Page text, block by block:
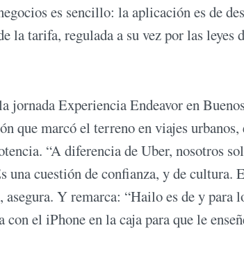
es sencillo: la aplicación es de
la tarifa, regulada a su vez por las leyes
jornada Experiencia Endeavor en
que marcó el terreno en viajes urbanos,
“A diferencia de Uber, nosotros
cuestión de confianza, y de cultura.
Y remarca: “Hailo es de y para
el iPhone en la caja para que le